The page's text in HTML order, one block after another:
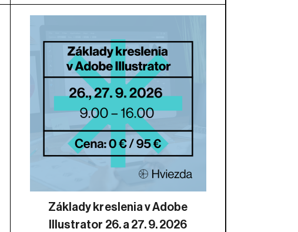
Základy kreslenia v Adobe
Illustrator 26. a 27. 9. 2026